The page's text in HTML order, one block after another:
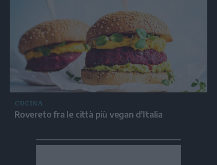
CUCINA
Rovereto fra le città più vegan d’Italia